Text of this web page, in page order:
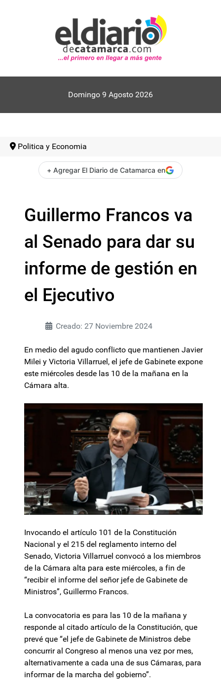
Domingo 9 Agosto 2026
Politica y Economia
+ Agregar El Diario de Catamarca en
Guillermo Francos va
al Senado para dar su
informe de gestión en
el Ejecutivo
Creado: 27 Noviembre 2024
En medio del agudo conflicto que mantienen Javier
Milei y Victoria Villarruel, el jefe de Gabinete expone
este miércoles desde las 10 de la mañana en la
Cámara alta.
Invocando el artículo 101 de la Constitución
Nacional y el 215 del reglamento interno del
Senado, Victoria Villarruel convocó a los miembros
de la Cámara alta para este miércoles, a fin de
“recibir el informe del señor jefe de Gabinete de
Ministros”, Guillermo Francos.
La convocatoria es para las 10 de la mañana y
responde al citado artículo de la Constitución, que
prevé que “el jefe de Gabinete de Ministros debe
concurrir al Congreso al menos una vez por mes,
alternativamente a cada una de sus Cámaras, para
informar de la marcha del gobierno”.